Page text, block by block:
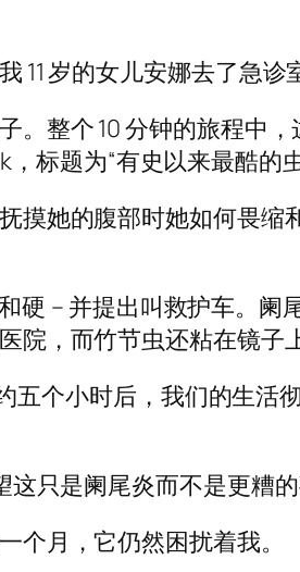
岁的女儿安娜去了急诊
整个 10 分钟的旅程中
标题为“有史以来最酷的
摸她的腹部时她如何畏
硬 – 并提出叫救护车。
院，而竹节虫还粘在镜子上
五个小时后，我们的生活
只是阑尾炎而不是更糟的
个月，它仍然困扰着我。